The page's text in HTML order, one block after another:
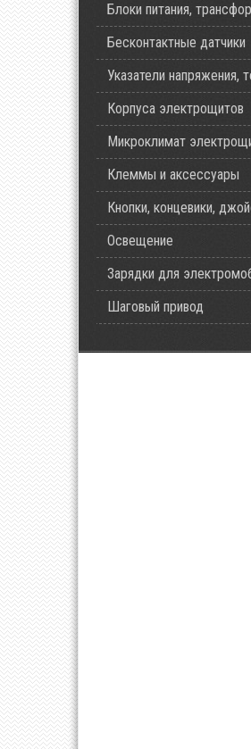
Блоки питания,
Бесконтактные датчики
Указатели напряжения,
Корпуса электрощитов
Микроклимат
Клеммы и аксессуары
Кнопки, концевики,
Освещение
Зарядки для
Шаговый привод